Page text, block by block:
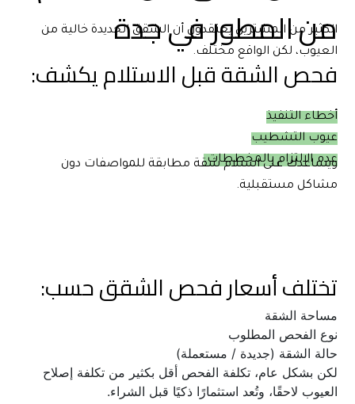
من المطور في جدة
العيوب، لكن الواقع مختلف.
فحص الشقة قبل الاستلام يكشف:
أخطاء التنفيذ
عيوب التشطيب
عدم الالتزام بالمخططات.
مشاكل مستقبلية.
تختلف أسعار فحص الشقق حسب:
مساحة الشقة
نوع الفحص المطلوب
حالة الشقة (جديدة / مستعملة)
العيوب لاحقًا، وتُعد استثمارًا ذكيًا قبل الشراء.